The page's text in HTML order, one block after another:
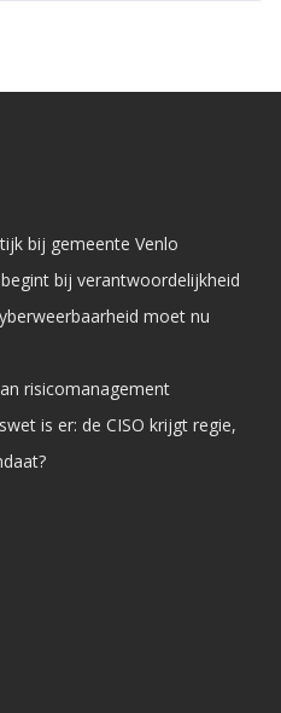
bij gemeente Venlo
bij verantwoordelijkheid
moet nu
risicomanagement
is er: de CISO krijgt regie,